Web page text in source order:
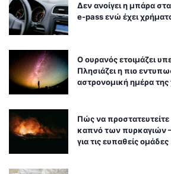
Δεν ανοίγει η μπάρα
e-pass ενώ έχει
Ο ουρανός ετοιμάζει
Πλησιάζει η πιο
αστρονομική ημέρα της
Πώς να
καπνό των πυρκαγιών
για τις ευπαθείς ομάδες